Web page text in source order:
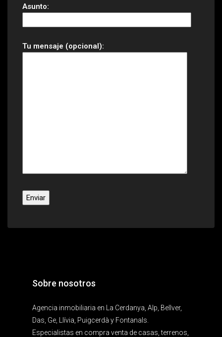
Asunto:
Tu mensaje (opcional):
Sobre nosotros
Agencia inmobiliaria en La Cerdanya, Alp, Bellver,
Das, Ge, Llívia, Puigcerdà y Fontanals.
Especialistas en compra venta de casas, terrenos,